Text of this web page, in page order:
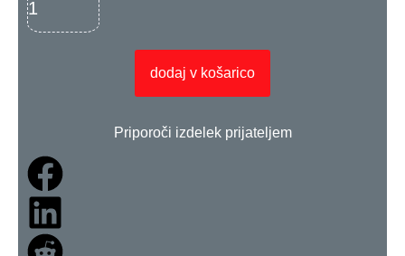
dodaj v košarico
Priporoči izdelek prijateljem